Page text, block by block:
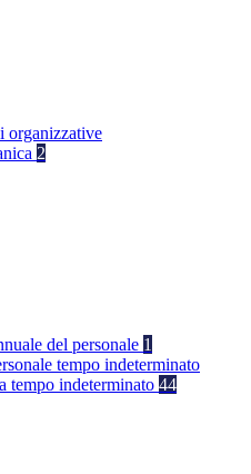
organizzative
2
del personale 1
tempo indeterminato
tempo indeterminato 44